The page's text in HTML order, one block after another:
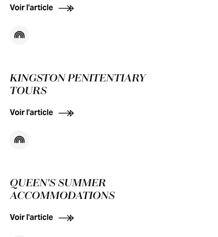
Voir l'article
KINGSTON PENITENTIARY
TOURS
Voir l'article
QUEEN'S SUMMER
ACCOMMODATIONS
Voir l'article